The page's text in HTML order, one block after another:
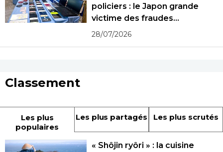
policiers : le Japon grande
victime des fraudes
spécialisées
28/07/2026
Classement
Les plus
populaires
Les plus partagés Les plus scrutés
« Shôjin ryôri » : la cuisine